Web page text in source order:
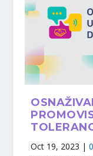
Oct 19, 2023 |